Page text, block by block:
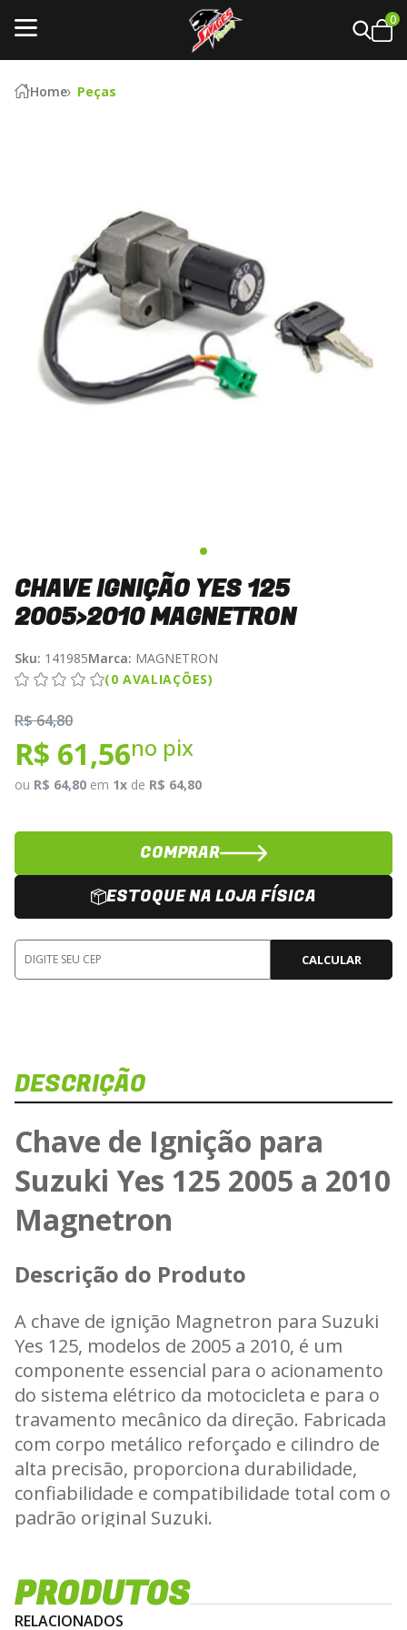
0
Home Peças
CHAVE IGNIÇÃO YES 125
2005>2010 MAGNETRON
Sku: 141985Marca: MAGNETRON
(0 AVALIAÇÕES)
R$ 64,80
R$ 61,56no pix
ou R$ 64,80 em 1x de R$ 64,80
COMPRAR
ESTOQUE NA LOJA FÍSICA
CALCULAR
DESCRIÇÃO
Chave de Ignição para
Suzuki Yes 125 2005 a 2010
Magnetron
Descrição do Produto
A chave de ignição Magnetron para Suzuki
Yes 125, modelos de 2005 a 2010, é um
componente essencial para o acionamento
do sistema elétrico da motocicleta e para o
travamento mecânico da direção. Fabricada
com corpo metálico reforçado e cilindro de
alta precisão, proporciona durabilidade,
confiabilidade e compatibilidade total com o
padrão original Suzuki.
- Aplicação: Suzuki Yes 125 anos 2005 a 2010
- Fabricante: Magnetron
PRODUTOS
RELACIONADOS